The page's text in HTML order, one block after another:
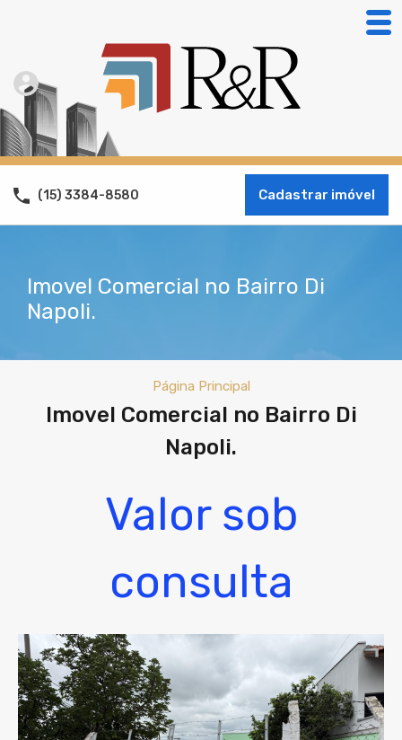
(15) 3384-8580 Cadastrar imóvel
Imovel Comercial no Bairro Di
Napoli.
Página Principal
Imovel Comercial no Bairro Di
Napoli.
Valor sob
consulta